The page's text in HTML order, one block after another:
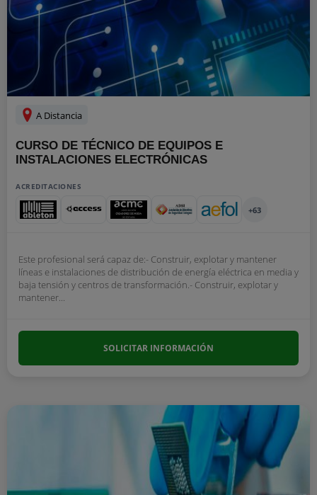
A Distancia
CURSO DE TÉCNICO DE EQUIPOS E
INSTALACIONES ELECTRÓNICAS
ACREDITACIONES
+63
Este profesional será capaz de:- Construir, explotar y mantener
líneas e instalaciones de distribución de energía eléctrica en media y
baja tensión y centros de transformación.- Construir, explotar y
mantener...
SOLICITAR INFORMACIÓN